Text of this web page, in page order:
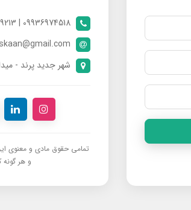
09936974518 | 09024929213 | 09398370112
شهر جدید پرند -
تمامی حقوق مادی و معنوی
و هر گونه